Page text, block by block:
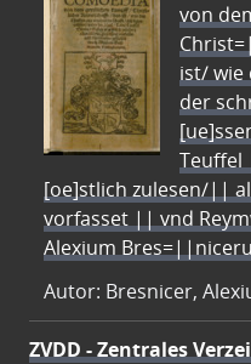
von
ist/
der
Teuffel
[oe]stlich zulesen/||
vorfasset || vnd
Alexium
Autor: Bresnicer,
ZVDD - Zentrales